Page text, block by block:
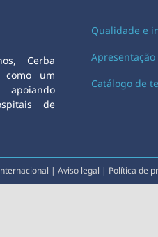
Cerba
como um
apoiando
de
Qualidade e
Apresentação
Catálogo de
| Aviso legal | Política de